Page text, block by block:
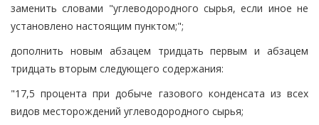
заменить словами "углеводородного сырья, если иное не
установлено настоящим пунктом;";
дополнить новым абзацем тридцать первым и абзацем
тридцать вторым следующего содержания:
"17,5 процента при добыче газового конденсата из всех
видов месторождений углеводородного сырья;